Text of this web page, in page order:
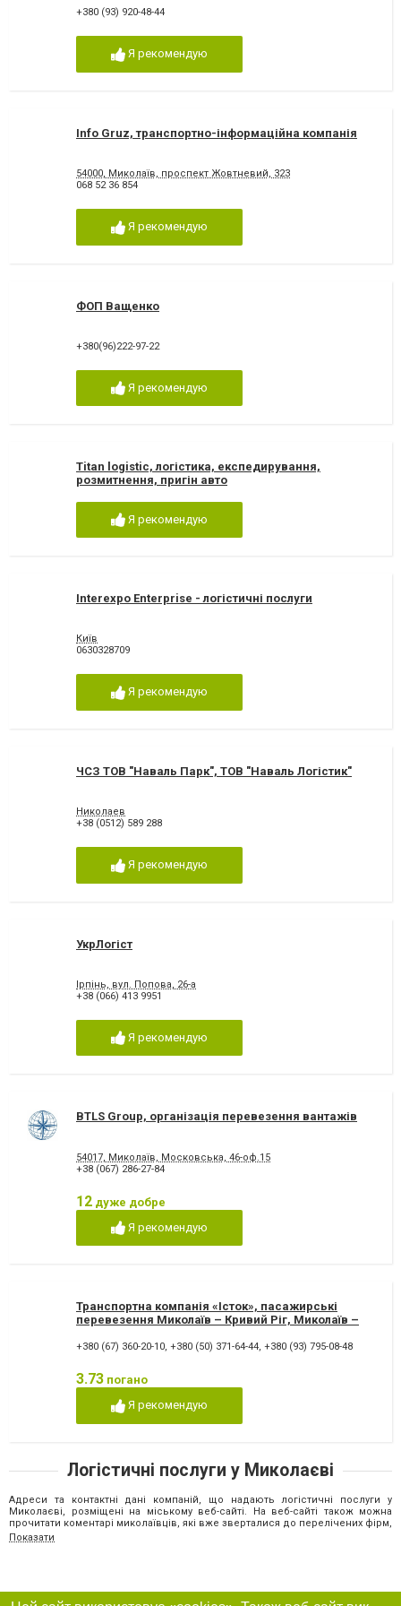
+380 (93) 920-48-44
Я рекомендую
Info Gruz, транспортно-інформаційна компанія
54000, Миколаїв, проспект Жовтневий, 323
068 52 36 854
Я рекомендую
ФОП Ващенко
+380(96)222-97-22
Я рекомендую
Titan logistic, логістика, експедирування,
розмитнення, пригін авто
Я рекомендую
Interexpo Enterprise - логістичні послуги
Київ
0630328709
Я рекомендую
ЧСЗ ТОВ "Наваль Парк", ТОВ "Наваль Логістик"
Николаев
+38 (0512) 589 288
Я рекомендую
УкрЛогіст
Ірпінь, вул. Попова, 26-а
+38 (066) 413 9951
Я рекомендую
BTLS Group, організація перевезення вантажів
54017, Миколаїв, Московська, 46-оф.15
+38 (067) 286-27-84
12 дуже добре
Я рекомендую
Транспортна компанія «Істок», пасажирські
перевезення Миколаїв – Кривий Ріг, Миколаїв –
+380 (67) 360-20-10, +380 (50) 371-64-44, +380 (93) 795-08-48
3.73 погано
Я рекомендую
Логістичні послуги у Миколаєві
Адреси та контактні дані компаній, що надають логістичні послуги у
Миколаєві, розміщені на міському веб-сайті. На веб-сайті також можна
прочитати коментарі миколаївців, які вже зверталися до перелічених фірм,
які оцінили якість та ефективність їхньої роботи.
транспортування готової продукції на склади, магазини або
безпосередньо кінцевому споживачеві.
Показати